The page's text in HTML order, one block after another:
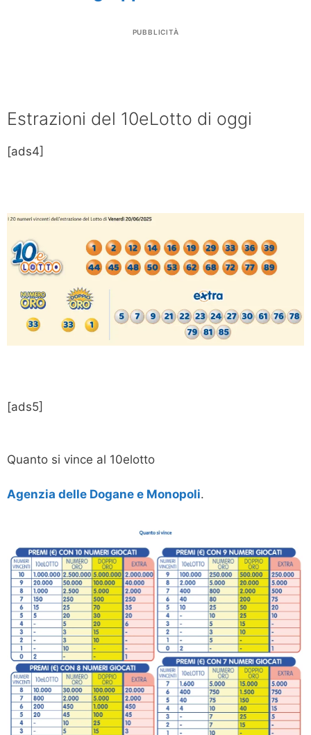
PUBBLICITÀ
Estrazioni del 10eLotto di oggi
[ads4]
[ads5]
Quanto si vince al 10elotto
Agenzia delle Dogane e Monopoli.